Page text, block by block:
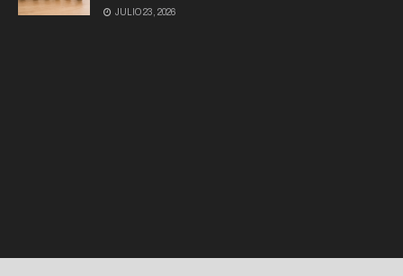
JULIO 23, 2026